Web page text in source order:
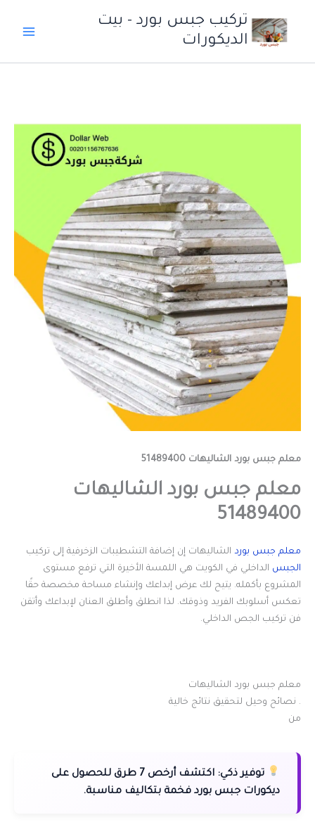
المحتوى
تركيب جبس بورد - بيت
الديكورات
معلم جبس بورد الشاليهات 51489400
معلم جبس بورد الشاليهات
51489400
معلم جبس بورد الشاليهات إن إضافة التشطيبات الزخرفية إلى تركيب
الجبس الداخلي في الكويت هي اللمسة الأخيرة التي ترفع مستوى
المشروع بأكمله. يتيح لك عرض إبداعك وإنشاء مساحة مخصصة حقًا
تعكس أسلوبك الفريد وذوقك. لذا انطلق وأطلق العنان لإبداعك وأتقن
فن تركيب الجص الداخلي.
معلم جبس بورد الشاليهات
. نصائح وحيل لتحقيق نتائج خالية
من
توفير ذكي:
اكتشف أرخص 7 طرق للحصول على
ديكورات جبس بورد فخمة بتكاليف مناسبة.